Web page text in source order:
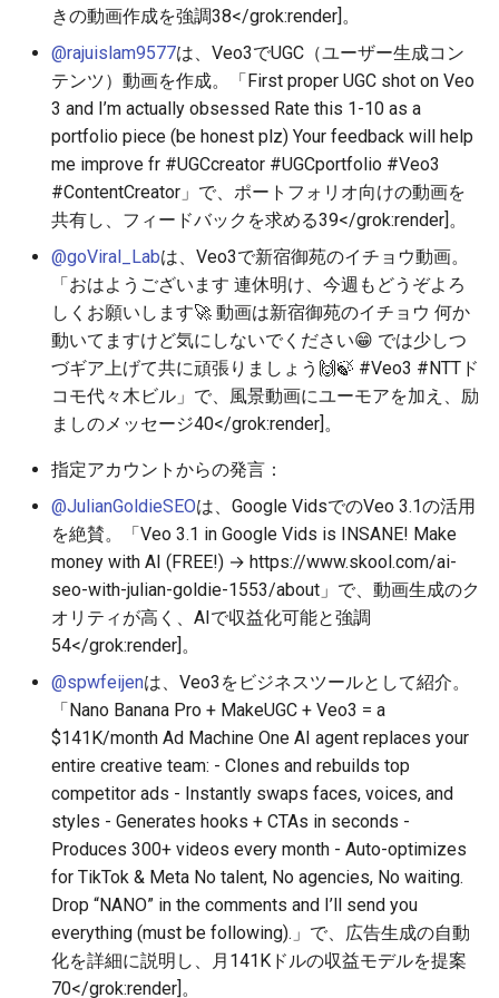
2026-05-25
2026-05-24
2026-05-23
2026-05-22
2026-05-21
2026-05-20
2026-05-19
2026-05-18
2026-05-16
2026-05-15
2026-05-14
2026-05-13
2026-05-11
2026-05-10
2026-05-09
2026-05-08
2025-11-09
2025-11-08
2025-11-07
2025-11-06
2025-11-05
2025-11-04
2025-11-03
2025-11-02
2025-10-31
2025-10-30
2025-10-29
2025-10-28
2025-10-26
2025-10-25
2025-10-24
2025-10-23
2026-05-25
2026-05-24
2026-05-23
2026-05-22
2026-05-21
2026-05-20
2026-05-19
2026-05-18
2026-05-16
2026-05-15
2026-05-14
2026-05-13
2026-05-11
2026-05-10
2026-05-09
2026-05-08
2025-11-09
2025-11-08
2025-11-07
2025-11-06
2025-11-05
2025-11-04
2025-11-03
2025-11-02
2025-10-31
2025-10-30
2025-10-29
2025-10-28
2025-10-26
2025-10-25
2025-10-24
2025-10-23
2026-05-22
2026-05-21
2026-05-20
2026-05-19
2026-05-18
2026-05-17
2026-05-16
2026-05-15
2026-05-13
2026-05-12
2026-05-11
2026-05-10
2026-05-08
2026-05-07
2026-05-06
2026-05-05
2025-11-09
2025-11-08
2025-11-07
2025-11-06
2025-11-05
2025-11-04
2025-11-03
2025-11-02
2025-10-31
2025-10-30
2025-10-29
2025-10-28
2025-10-26
2025-10-25
2025-10-24
2025-10-23
2026-05-21
2026-05-20
2026-05-19
2026-05-18
2026-05-17
2026-05-16
2026-05-15
2026-05-14
2026-05-12
2026-05-11
2026-05-10
2026-05-09
2026-05-08
2026-05-07
2026-05-06
2026-05-05
2026-05-04
2026-05-25
2026-05-24
2026-05-23
2026-05-22
2026-05-21
2026-05-20
2026-05-18
きの動画作成を強調38</grok:render]。
@rajuislam9577は、Veo3でUGC（ユーザー生成コン
テンツ）動画を作成。「First proper UGC shot on Veo
3 and I’m actually obsessed Rate this 1-10 as a
portfolio piece (be honest plz) Your feedback will help
me improve fr #UGCcreator #UGCportfolio #Veo3
#ContentCreator」で、ポートフォリオ向けの動画を
共有し、フィードバックを求める39</grok:render]。
@goViral_Labは、Veo3で新宿御苑のイチョウ動画。
「おはようございます 連休明け、今週もどうぞよろ
しくお願いします🚀 動画は新宿御苑のイチョウ 何か
動いてますけど気にしないでください😁 では少しつ
づギア上げて共に頑張りましょう🙌🍃 #Veo3 #NTTド
コモ代々木ビル」で、風景動画にユーモアを加え、励
ましのメッセージ40</grok:render]。
指定アカウントからの発言：
@JulianGoldieSEOは、Google VidsでのVeo 3.1の活用
を絶賛。「Veo 3.1 in Google Vids is INSANE! Make
money with AI (FREE!) → https://www.skool.com/ai-
seo-with-julian-goldie-1553/about」で、動画生成のク
オリティが高く、AIで収益化可能と強調
54</grok:render]。
@spwfeijenは、Veo3をビジネスツールとして紹介。
「Nano Banana Pro + MakeUGC + Veo3 = a
$141K/month Ad Machine One AI agent replaces your
entire creative team: - Clones and rebuilds top
competitor ads - Instantly swaps faces, voices, and
styles - Generates hooks + CTAs in seconds -
Produces 300+ videos every month - Auto-optimizes
for TikTok & Meta No talent, No agencies, No waiting.
Drop “NANO” in the comments and I’ll send you
everything (must be following).」で、広告生成の自動
化を詳細に説明し、月141Kドルの収益モデルを提案
70</grok:render]。